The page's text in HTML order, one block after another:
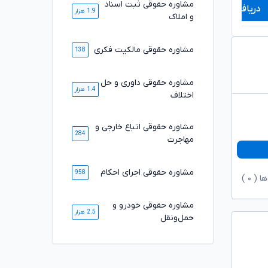
دریافت مشاوره دریافت مشاوره
( ۰
مشاوره حقوقی ثبت اسناد
و املاک
1.9 هزار
مشاوره حقوقی مالکیت فکری 138
مشاوره حقوقی داوری و حل
اختلاف
1.4 هزار
مشاوره حقوقی اتباع خارجی و
مهاجرت
284
مشاوره حقوقی اجرای احکام 958
مشاوره حقوقی خودرو و
حمل‌ونقل
2.5 هزار